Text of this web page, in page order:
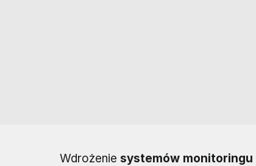
Wdrożenie systemów monitoringu